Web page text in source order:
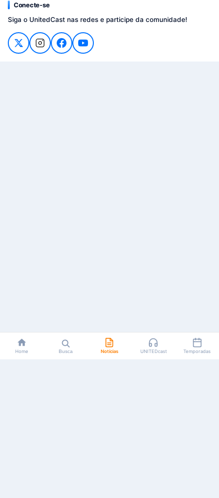
Conecte-se
Siga o UnitedCast nas redes e participe da comunidade!
Home Busca Notícias UNITEDcast Temporadas